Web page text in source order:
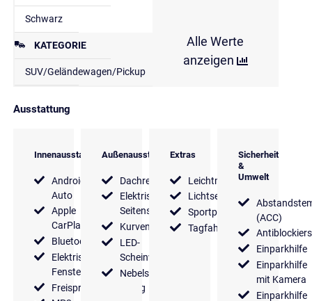
Schwarz
KATEGORIE
SUV/Geländewagen/Pickup
Alle Werte
anzeigen
Ausstattung
Innenausstattung
Android
Auto
Apple
CarPlay
Bluetooth
Elektrische
Fensterheber
Freisprecheinrichtung
Außenausstattung
Dachreling
Elektrische
Seitenspiegel
Kurvenlicht
LED-
Scheinwerfer
Nebelscheinwerfer
Extras
Leichtmetallfelgen
Lichtsensor
Sportpaket
Tagfahrlicht
Sicherheit
&
Umwelt
(ACC)
Einparkhilfe
Einparkhilfe
mit Kamera
Einparkhilfe